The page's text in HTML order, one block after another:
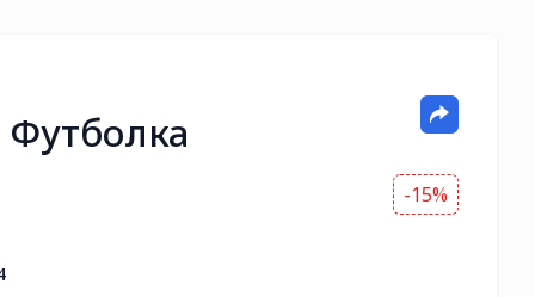
Футболка
-15%